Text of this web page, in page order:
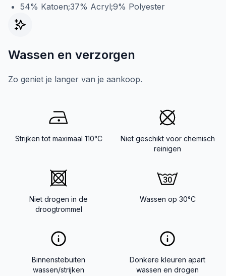
54% Katoen;37% Acryl;9% Polyester
Wassen en verzorgen
Zo geniet je langer van je aankoop.
Strijken tot maximaal 110°C
Niet geschikt voor chemisch
reinigen
Niet drogen in de
droogtrommel
Wassen op 30°C
Binnenstebuiten
wassen/strijken
Donkere kleuren apart
wassen en drogen